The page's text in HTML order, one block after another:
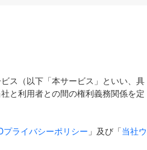
ス（以下「本サービス」といい、具
と利用者との間の権利義務関係を定
プライバシーポリシー 」及び「当社ウ